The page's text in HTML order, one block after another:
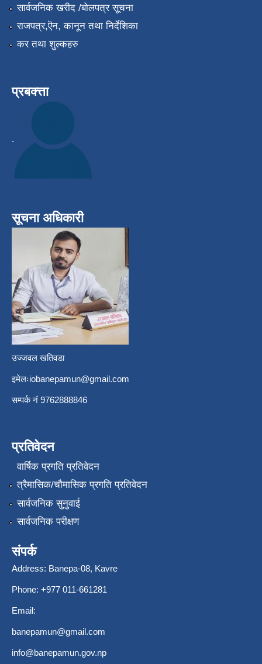
सार्वजनिक खरीद /बोलपत्र सूचना
राजपत्र,ऎन, कानून तथा निर्देशिका
कर तथा शुल्कहरु
प्रबक्त्ता
.
सूचना अधिकारी
उज्जवल खतिवडा
इमेलःiobanepamun@gmail.com
सम्पर्क नंं 9762888846
प्रतिवेदन
वार्षिक प्रगति प्रतिवेदन
त्रैमासिक/चौमासिक प्रगति प्रतिवेदन
सार्वजनिक सुनुवाई
सार्वजनिक परीक्षण
संपर्क
Address: Banepa-08, Kavre
Phone: +977 011-661281
Email:
banepamun@gmail.com
info@banepamun.gov.np